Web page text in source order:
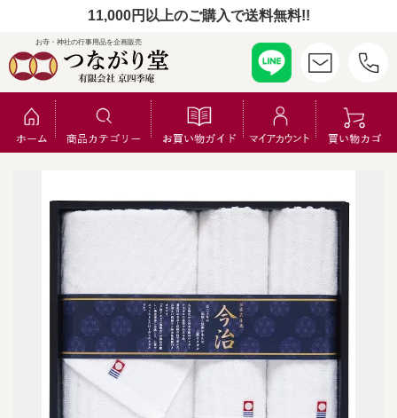
11,000円以上のご購入で送料無料!!
お寺・神社の行事用品を企画販売